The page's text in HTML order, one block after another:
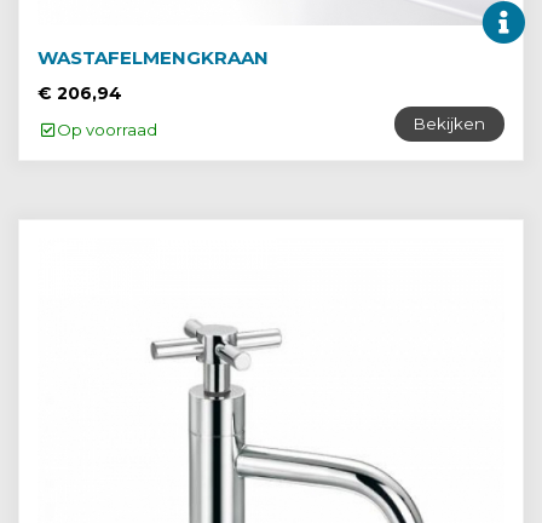
WASTAFELMENGKRAAN
€ 206,94
Op voorraad Bekijken